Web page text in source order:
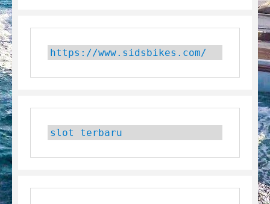
https://www.sidsbikes.com/
slot terbaru